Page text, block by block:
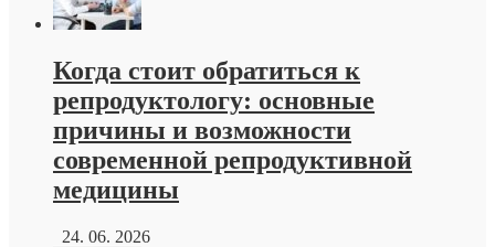
Когда стоит обратиться к
репродуктологу: основные
причины и возможности
современной репродуктивной
медицины
24. 06. 2026